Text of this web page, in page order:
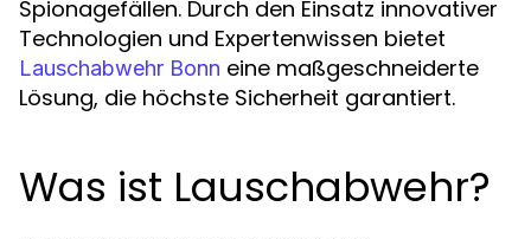
Spionagefällen. Durch den Einsatz innovativer
Technologien und Expertenwissen bietet
Lauschabwehr Bonn eine maßgeschneiderte
Lösung, die höchste Sicherheit garantiert.
Was ist Lauschabwehr?